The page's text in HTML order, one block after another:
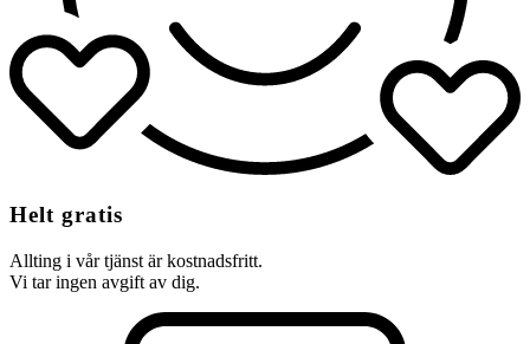
Helt gratis
Allting i vår tjänst är kostnadsfritt.
Vi tar ingen avgift av dig.